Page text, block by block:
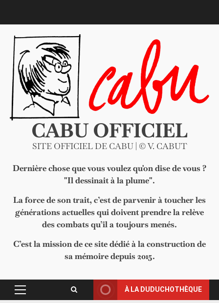
CABU OFFICIEL
SITE OFFICIEL DE CABU | © V. CABUT
Dernière chose que vous voulez qu'on dise de vous ?
"Il dessinait à la plume".
La force de son trait, c’est de parvenir à toucher les
générations actuelles qui doivent prendre la relève
des combats qu’il a toujours menés.
C’est la mission de ce site dédié à la construction de
sa mémoire depuis 2015.
Primary
À LA DUDUCHOTHÈQUE